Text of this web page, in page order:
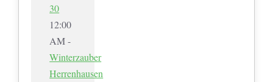
30
12:00
AM -
Winterzauber
Herrenhausen